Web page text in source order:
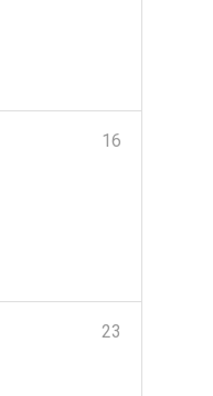
16
23